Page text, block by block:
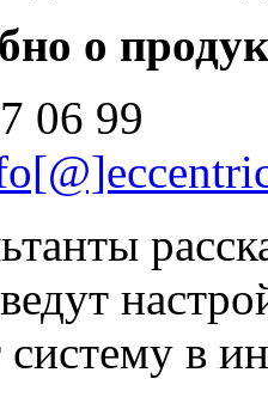
о
06 99
в